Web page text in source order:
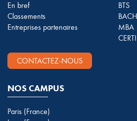
En bref
Classements
Entreprises partenaires
BTS
MBA
CONTACTEZ-NOUS
NOS CAMPUS
Paris (France)